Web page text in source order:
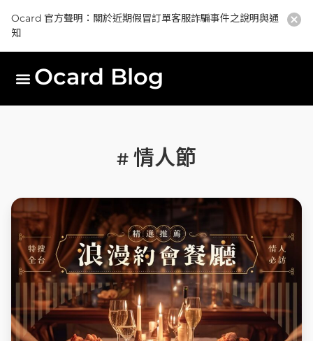
Ocard 官方聲明：關於近期假冒訂單客服詐騙事件之說明與通
知
Ocard Blog
# 情人節